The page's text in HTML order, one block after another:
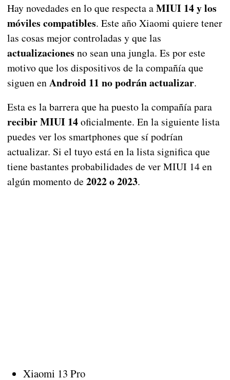
Hay novedades en lo que respecta aMIUI 14 y los
móviles compatibles. Este año Xiaomi quiere tener
las cosas mejor controladas y que las
actualizaciones no sean una jungla. Es por este
motivo que los dispositivos de la compañía que
siguen enAndroid 11 no podrán actualizar.
Esta es la barrera que ha puesto la compañía para
recibir MIUI 14oficialmente. En la siguiente lista
puedes ver los smartphones que sí podrían
actualizar. Si el tuyo está en la lista significa que
tiene bastantes probabilidades de ver MIUI 14 en
algún momento de 2022 o 2023.
Xiaomi 13 Pro